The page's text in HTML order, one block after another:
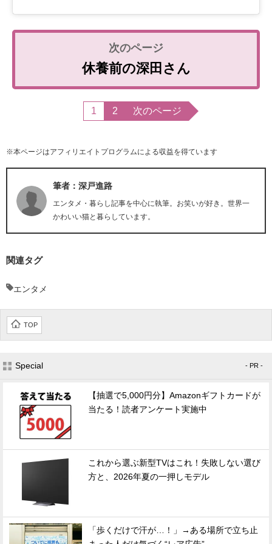
休養前の深田さん
1 2 次のページ
※本ページはアフィリエイトプログラムによる収益を得ています
筆者：深戸進路
エンタメ・暮らし記事を中心に執筆。お笑いが好き。世界一
かわいい猫と暮らしています。
関連タグ
エンタメ
TOP
Special - PR -
【抽選で5,000円分】Amazonギフトカードが
当たる！読者アンケート実施中
これから選ぶ新型TVはこれ！失敗しない選び
方と、2026年夏の一押しモデル
「歩くだけで汗が…！」→ある場所で立ち止